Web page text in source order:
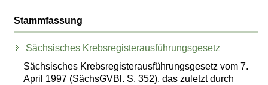
Stammfassung
Sächsisches Krebsregisterausführungsgesetz
Sächsisches Krebsregisterausführungsgesetz vom 7.
April 1997 (SächsGVBl. S. 352), das zuletzt durch